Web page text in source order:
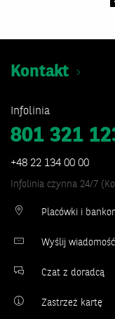
Kontakt
Infolinia
801 321
+48 22 134 00 00
Infolinia czynna 24/7
Placówki i
Wyślij wiadomość
Czat z doradcą
Zastrzeż kartę